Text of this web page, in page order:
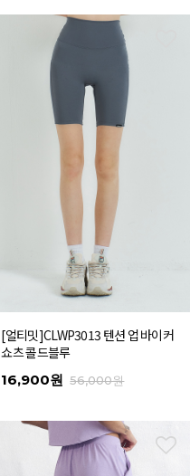
[얼티밋]CLWP3013 텐션 업 바이커
쇼츠 콜드블루
16,900원 56,000원